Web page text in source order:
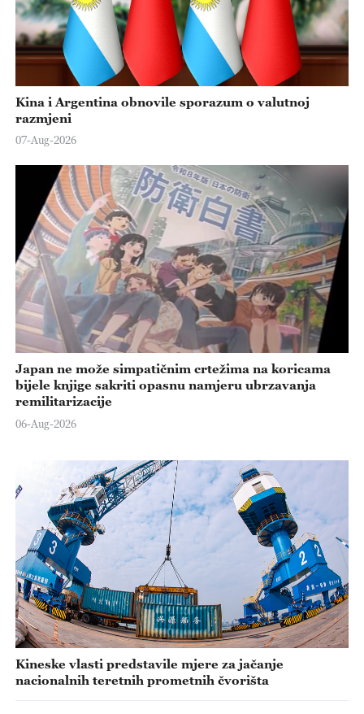
Kina i Argentina obnovile sporazum o valutnoj
razmjeni
07-Aug-2026
Japan ne može simpatičnim crtežima na koricama
bijele knjige sakriti opasnu namjeru ubrzavanja
remilitarizacije
06-Aug-2026
Kineske vlasti predstavile mjere za jačanje
nacionalnih teretnih prometnih čvorišta